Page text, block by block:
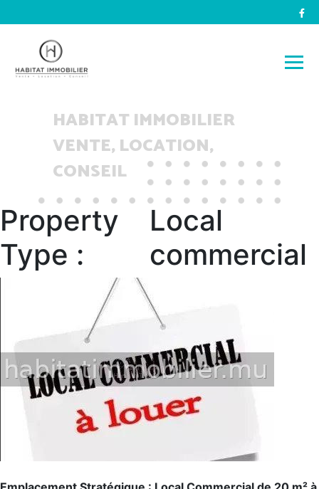
HABITAT IMMOBILIER
VENTE, LOCATION,
CONSEIL
Property
Type :
Local
commercial